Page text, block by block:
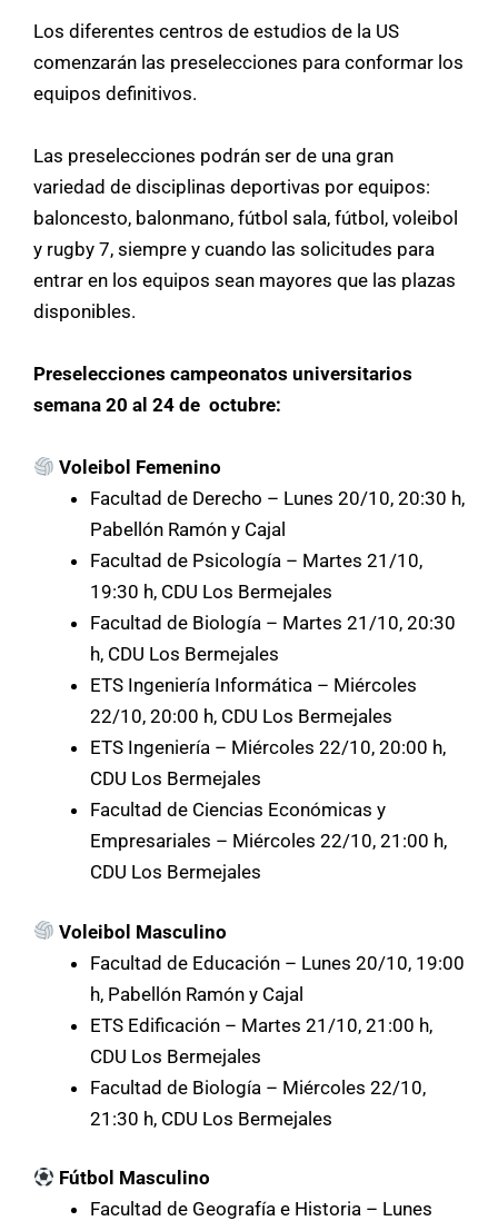
Los diferentes centros de estudios de la US
comenzarán las preselecciones para conformar los
equipos definitivos.
Las preselecciones podrán ser de una gran
variedad de disciplinas deportivas por equipos:
baloncesto, balonmano, fútbol sala, fútbol, voleibol
y rugby 7, siempre y cuando las solicitudes para
entrar en los equipos sean mayores que las plazas
disponibles.
Preselecciones campeonatos universitarios
semana 20 al 24 de octubre:
Voleibol Femenino
Facultad de Derecho – Lunes 20/10, 20:30 h,
Pabellón Ramón y Cajal
Facultad de Psicología – Martes 21/10,
19:30 h, CDU Los Bermejales
Facultad de Biología – Martes 21/10, 20:30
h, CDU Los Bermejales
ETS Ingeniería Informática – Miércoles
22/10, 20:00 h, CDU Los Bermejales
ETS Ingeniería – Miércoles 22/10, 20:00 h,
CDU Los Bermejales
Facultad de Ciencias Económicas y
Empresariales – Miércoles 22/10, 21:00 h,
CDU Los Bermejales
Voleibol Masculino
Facultad de Educación – Lunes 20/10, 19:00
h, Pabellón Ramón y Cajal
ETS Edificación – Martes 21/10, 21:00 h,
CDU Los Bermejales
Facultad de Biología – Miércoles 22/10,
21:30 h, CDU Los Bermejales
Fútbol Masculino
Facultad de Geografía e Historia – Lunes